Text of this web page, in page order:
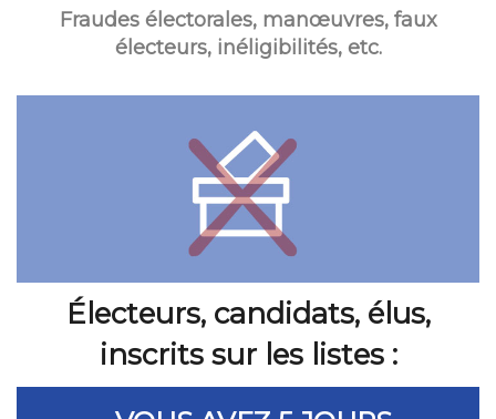
Fraudes électorales, manœuvres, faux
électeurs, inéligibilités, etc.
Électeurs, candidats, élus,
inscrits sur les listes :